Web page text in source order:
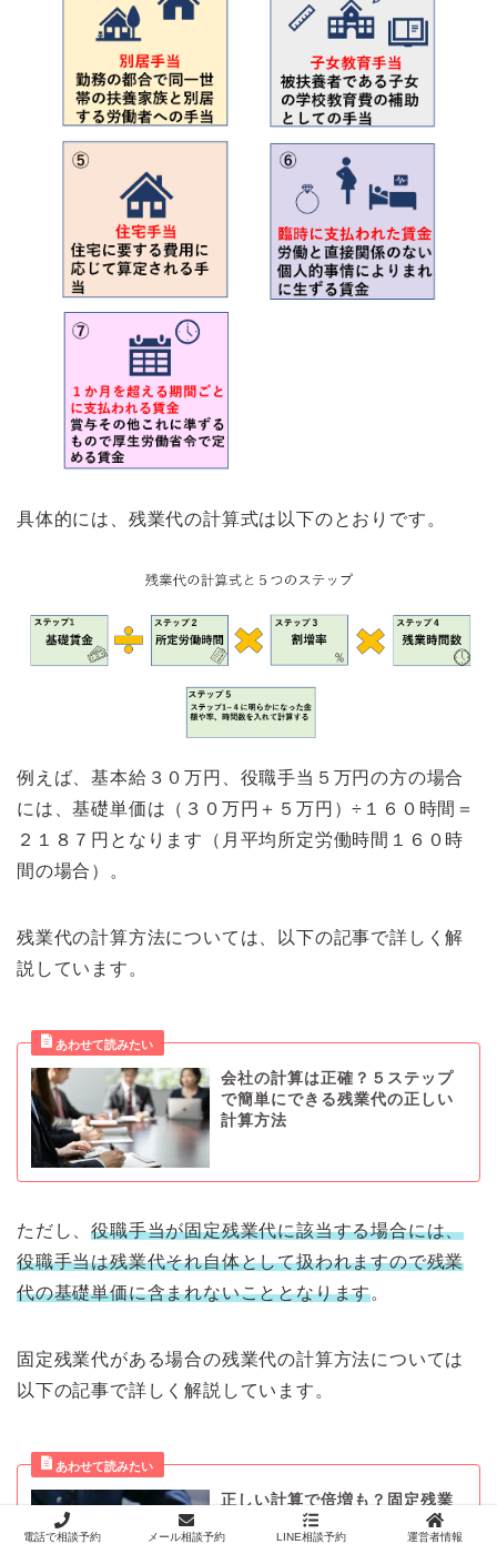
具体的には、残業代の計算式は以下のとおりです。
例えば、基本給３０万円、役職手当５万円の方の場合
には、基礎単価は（３０万円＋５万円）÷１６０時間＝
２１８７円となります（月平均所定労働時間１６０時
間の場合）。
残業代の計算方法については、以下の記事で詳しく解
説しています。
会社の計算は正確？５ステップ
で簡単にできる残業代の正しい
計算方法
ただし、役職手当が固定残業代に該当する場合には、
役職手当は残業代それ自体として扱われますので残業
代の基礎単価に含まれないこととなります。
固定残業代がある場合の残業代の計算方法については
以下の記事で詳しく解説しています。
正しい計算で倍増も？固定残業
代と残業代の計算方法を簡単に
解説！
電話で相談予約 メール相談予約 LINE相談予約 運営者情報